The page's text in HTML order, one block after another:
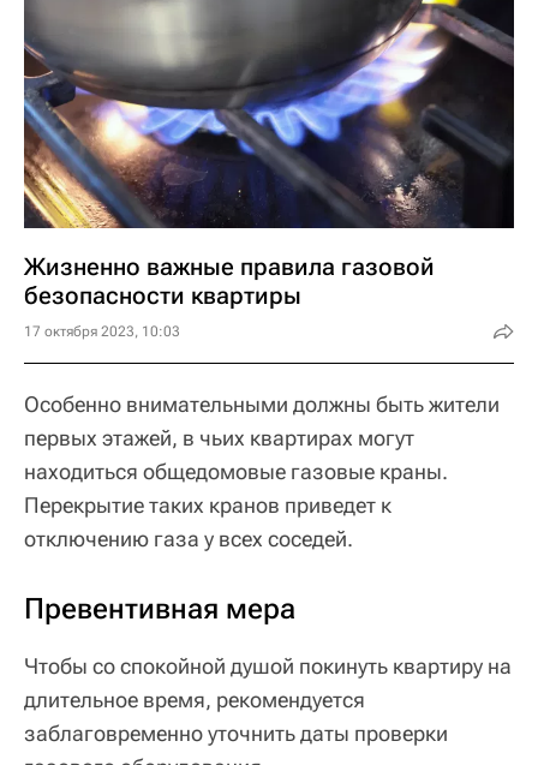
Жизненно важные правила газовой
безопасности квартиры
17 октября 2023, 10:03
Особенно внимательными должны быть жители
первых этажей, в чьих квартирах могут
находиться общедомовые газовые краны.
Перекрытие таких кранов приведет к
отключению газа у всех соседей.
Превентивная мера
Чтобы со спокойной душой покинуть квартиру на
длительное время, рекомендуется
заблаговременно уточнить даты проверки